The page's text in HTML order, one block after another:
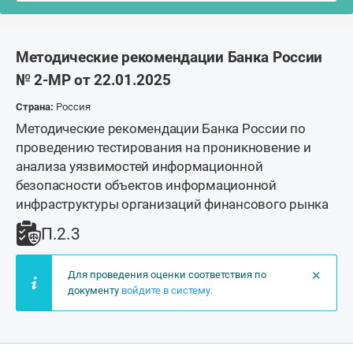
Методические рекомендации Банка России
№ 2-МР от 22.01.2025
Страна: Россия
Методические рекомендации Банка России по
проведению тестирования на проникновение и
анализа уязвимостей информационной
безопасности объектов информационной
инфраструктуры организаций финансового рынка
П.2.3
×
Для проведения оценки соответствия по
документу войдите в систему.